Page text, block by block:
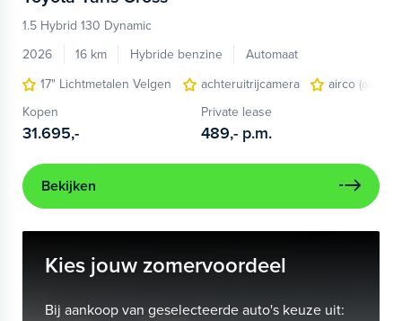
1.5 Hybrid 130 Dynamic
2026
16 km Hybride benzine
Automaat
17" Lichtmetalen Velgen
achteruitrijcamera
airco
Kopen
31.695,-
Private lease
489,- p.m.
Bekijken
Kies jouw zomervoordeel
Bij aankoop van geselecteerde auto's keuze uit: